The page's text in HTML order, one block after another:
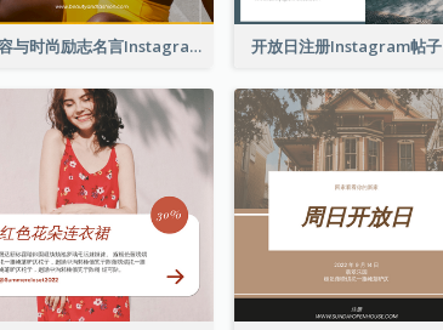
美容与时尚励志名言Instagram帖子 开放日注册Instagram帖子